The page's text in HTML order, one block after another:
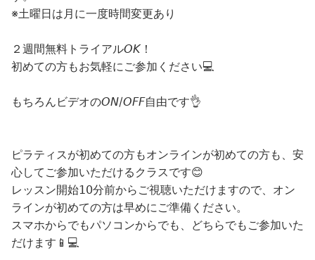
※土曜日は月に一度時間変更あり
２週間無料トライアル𝘖𝘒！
初めての方もお気軽にご参加ください💻
もちろんビデオの𝘖𝘕/𝘖𝘍𝘍自由です👌
ピラティスが初めての方もオンラインが初めての方も、安
心してご参加いただけるクラスです😊
レッスン開始𝟣𝟢分前からご視聴いただけますので、オン
ラインが初めての方は早めにご準備ください。
スマホからでもパソコンからでも、どちらでもご参加いた
だけます📱💻